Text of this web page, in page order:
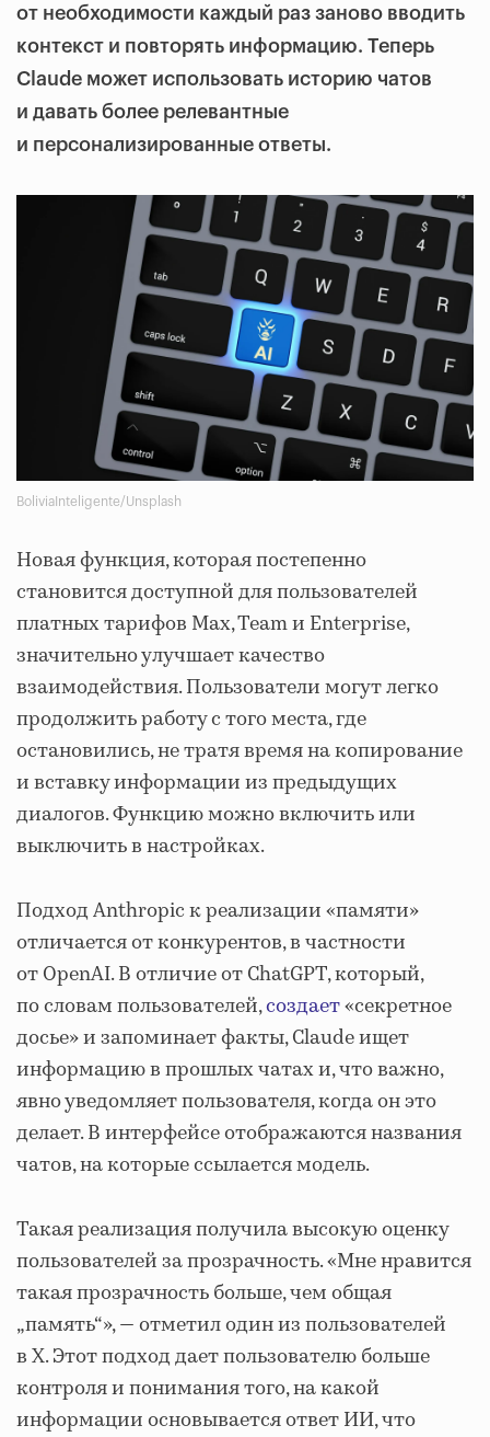
от необходимости каждый раз заново вводить
контекст и повторять информацию. Теперь
Claude может использовать историю чатов
и давать более релевантные
и персонализированные ответы.
BoliviaInteligente/Unsplash
Новая функция, которая постепенно
становится доступной для пользователей
платных тарифов Max, Team и Enterprise,
значительно улучшает качество
взаимодействия. Пользователи могут легко
продолжить работу с того места, где
остановились, не тратя время на копирование
и вставку информации из предыдущих
диалогов. Функцию можно включить или
выключить в настройках.
Подход Anthropic к реализации «памяти»
отличается от конкурентов, в частности
от OpenAI. В отличие от ChatGPT, который,
по словам пользователей,создает«секретное
досье» и запоминает факты, Claude ищет
информацию в прошлых чатах и, что важно,
явно уведомляет пользователя, когда он это
делает. В интерфейсе отображаются названия
чатов, на которые ссылается модель.
Такая реализация получила высокую оценку
пользователей за прозрачность. «Мне нравится
такая прозрачность больше, чем общая
„память“», — отметил один из пользователей
в X. Этот подход дает пользователю больше
контроля и понимания того, на какой
информации основывается ответ ИИ, что